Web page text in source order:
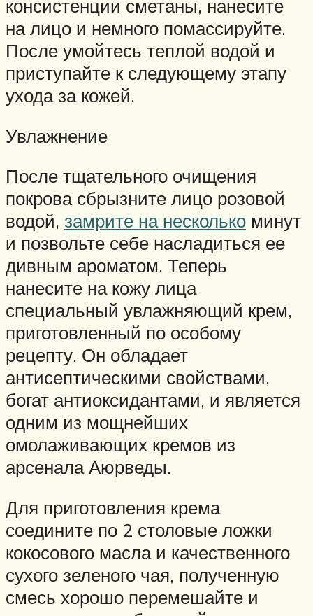
консистенции сметаны, нанесите
на лицо и немного помассируйте.
После умойтесь теплой водой и
приступайте к следующему этапу
ухода за кожей.
Увлажнение
После тщательного очищения
покрова сбрызните лицо розовой
водой, замрите на несколько минут
и позвольте себе насладиться ее
дивным ароматом. Теперь
нанесите на кожу лица
специальный увлажняющий крем,
приготовленный по особому
рецепту. Он обладает
антисептическими свойствами,
богат антиоксидантами, и является
одним из мощнейших
омолаживающих кремов из
арсенала Аюрведы.
Для приготовления крема
соедините по 2 столовые ложки
кокосового масла и качественного
сухого зеленого чая, полученную
смесь хорошо перемешайте и